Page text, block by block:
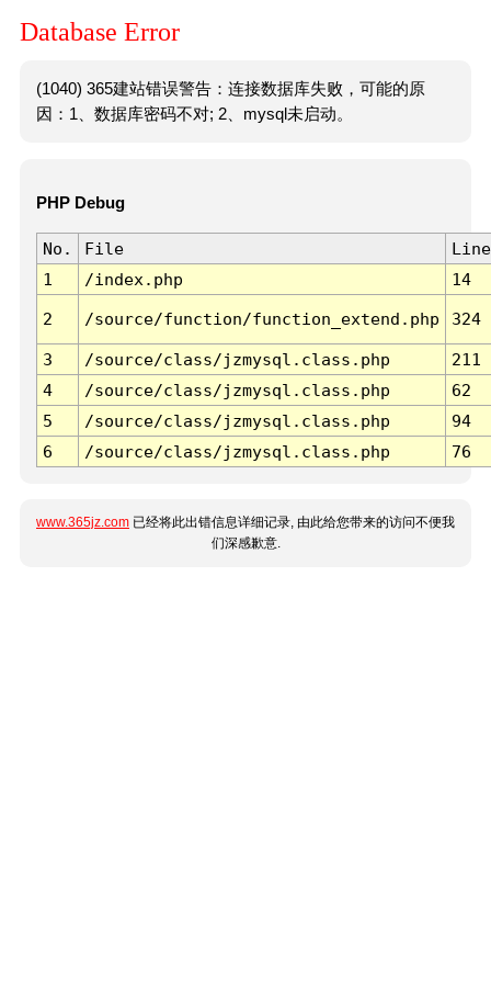
Database Error
(1040) 365建站错误警告：连接数据库失败，可能的原
因：1、数据库密码不对; 2、mysql未启动。
PHP Debug
No. File
Line
1
/index.php 14
2 /source/function/function_extend.php 324
3 /source/class/jzmysql.class.php
211
4
/source/class/jzmysql.class.php
62
5
/source/class/jzmysql.class.php
94
6
/source/class/jzmysql.class.php 76
www.365jz.com 已经将此出错信息详细记录, 由此给您带来的访问不便我
们深感歉意.